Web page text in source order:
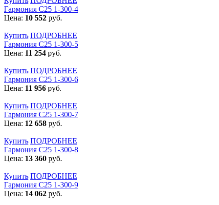
Гармония С25 1-300-4
Цена: 10 552 руб.
Купить ПОДРОБНЕЕ
Гармония С25 1-300-5
Цена: 11 254 руб.
Купить ПОДРОБНЕЕ
Гармония С25 1-300-6
Цена: 11 956 руб.
Купить ПОДРОБНЕЕ
Гармония С25 1-300-7
Цена: 12 658 руб.
Купить ПОДРОБНЕЕ
Гармония С25 1-300-8
Цена: 13 360 руб.
Купить ПОДРОБНЕЕ
Гармония С25 1-300-9
Цена: 14 062 руб.